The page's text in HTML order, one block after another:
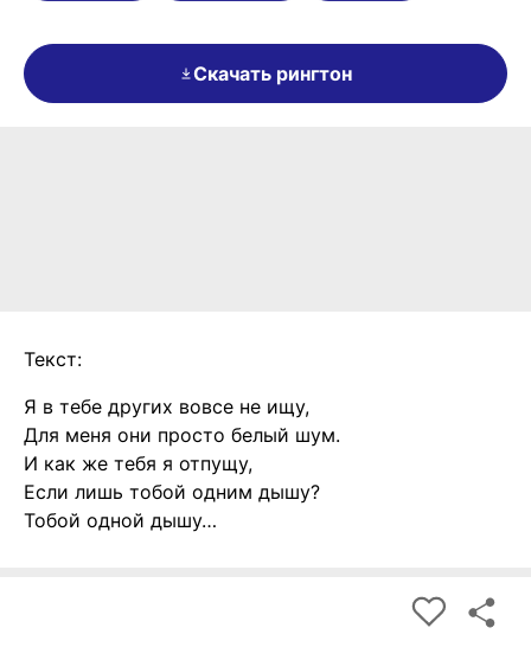
Скачать рингтон
Текст:
Я в тебе других вовсе не ищу,
Для меня они просто белый шум.
И как же тебя я отпущу,
Если лишь тобой одним дышу?
Тобой одной дышу…